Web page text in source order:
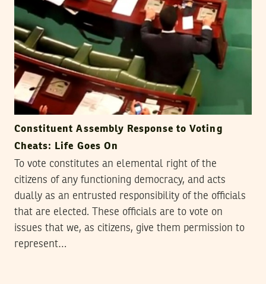
Constituent Assembly Response to Voting
Cheats: Life Goes On
To vote constitutes an elemental right of the
citizens of any functioning democracy, and acts
dually as an entrusted responsibility of the officials
that are elected. These officials are to vote on
issues that we, as citizens, give them permission to
represent…